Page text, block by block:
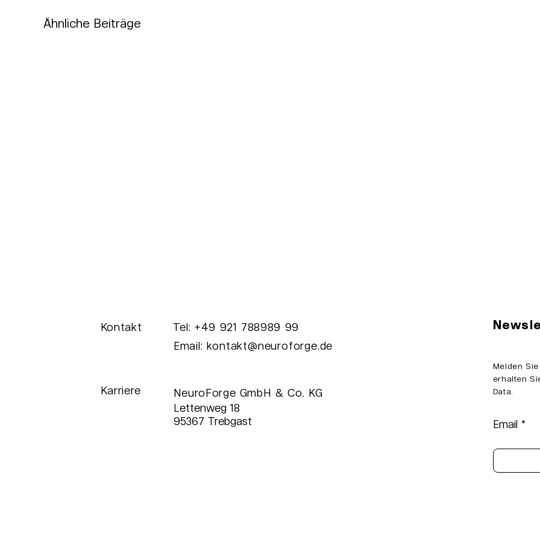
Ähnliche Beiträge
Success Story: Seda
Data Engineering and
Security School 2023
Kontakt
Tel: +49 921 788989 99
Email:kontakt@neuroforge.de
Karriere
NeuroForge GmbH & Co. KG
Lettenweg 18
95367 Trebgast
Melden
erhalten
Data.
Email